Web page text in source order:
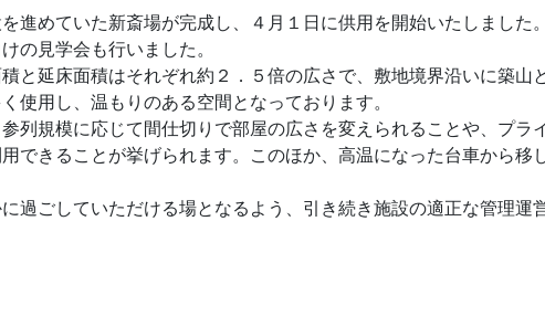
進めていた新斎場が完成し、４月１日に供用を開始いたしました
の見学会も行いました。
と延床面積はそれぞれ約２．５倍の広さで、敷地境界沿いに築山
使用し、温もりのある空間となっております。
列規模に応じて間仕切りで部屋の広さを変えられることや、プラ
できることが挙げられます。このほか、高温になった台車から移
過ごしていただける場となるよう、引き続き施設の適正な管理運